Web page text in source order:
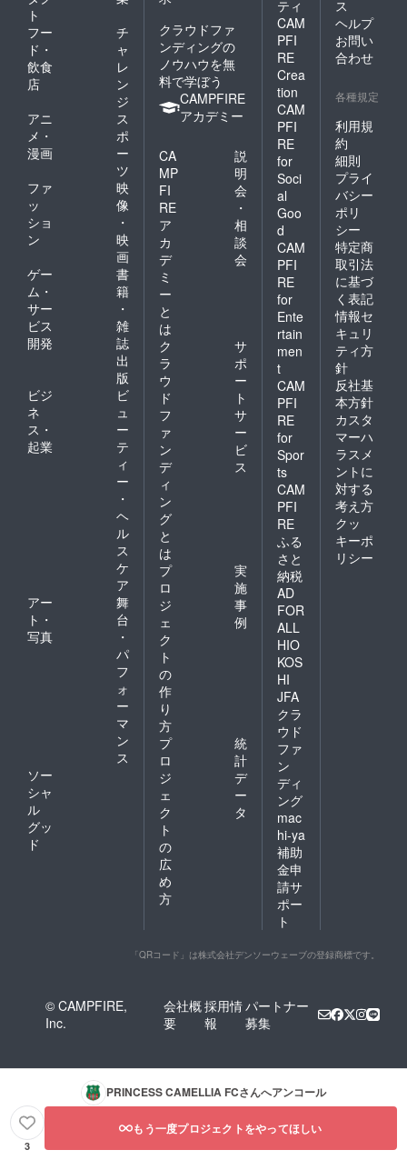
ト
フー
ド・
飲食
店
チ
ャ
レ
ン
ジ
アニ
メ・
漫画
ス
ポ
ー
ツ
ファ
ッ
ショ
ン
映
像
・
映
画
ゲー
ム・
サー
ビス
開発
書
籍
・
雑
誌
出
版
ビジ
ネ
ス・
起業
ビ
ュ
ー
テ
ィ
ー
・
ヘ
ル
ス
ケ
ア
アー
ト・
写真
舞
台
・
パ
フ
ォ
ー
マ
ン
ス
ソー
シャ
ル
グッ
ド
クラウドファ
ンディングの
ノウハウを無
料で学ぼう
CAMPFIRE
アカデミー
CA
MP
FI
RE
ア
カ
デ
ミ
ー
と
は
説
明
会
・
相
談
会
ク
ラ
ウ
ド
フ
ァ
ン
デ
ィ
ン
グ
と
は
サ
ポ
ー
ト
サ
ー
ビ
ス
プ
ロ
ジ
ェ
ク
ト
の
作
り
方
実
施
事
例
プ
ロ
ジ
ェ
ク
ト
の
広
め
方
統
計
デ
ー
タ
ティ
CAM
PFI
RE
Crea
tion
CAM
PFI
RE
for
Soci
al
Goo
d
CAM
PFI
RE
for
Ente
rtain
men
t
CAM
PFI
RE
for
Spor
ts
CAM
PFI
RE
ふる
さと
納税
AD
FOR
ALL
HIO
KOS
HI
JFA
クラ
ウド
ファ
ン
ディ
ング
mac
hi-ya
補助
金申
請サ
ポー
ト
ス
ヘルプ
お問い
合わせ
各種規定
利用規
約
細則
プライ
バシー
ポリ
シー
特定商
取引法
に基づ
く表記
情報セ
キュリ
ティ方
針
反社基
本方針
カスタ
マーハ
ラスメ
ントに
対する
考え方
クッ
キーポ
リシー
「QRコード」は株式会社デンソーウェーブの登録商標です。
© CAMPFIRE,
Inc.
会社概
要
採用情
報
パートナー
募集
PRINCESS CAMELLIA FCさんへアンコール
3
もう一度プロジェクトをやってほしい